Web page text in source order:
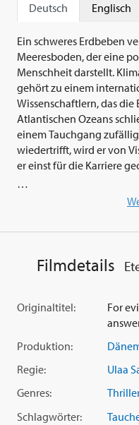
Deutsch Englisch
Ein schweres Erdbeben
Meeresboden, der eine
Menschheit darstellt.
gehört zu einem
Wissenschaftlern, das die
Atlantischen Ozeans
einem Tauchgang
wiedertrifft, wird er von
er einst für die Karriere
verknüpft er den
aktuellen Klimathemen
Reflexionen weckt die
visuellen Brillanz und
und Stanley Kubricks
Weltraum'. Ein Film über
(aus 'Geister - Exodus'
dänischen Pop-Ikone
Filmdetails
Originaltitel:
For
Produktion:
Regie:
Ulaa
Genres:
Thriller
Schlagwörter: